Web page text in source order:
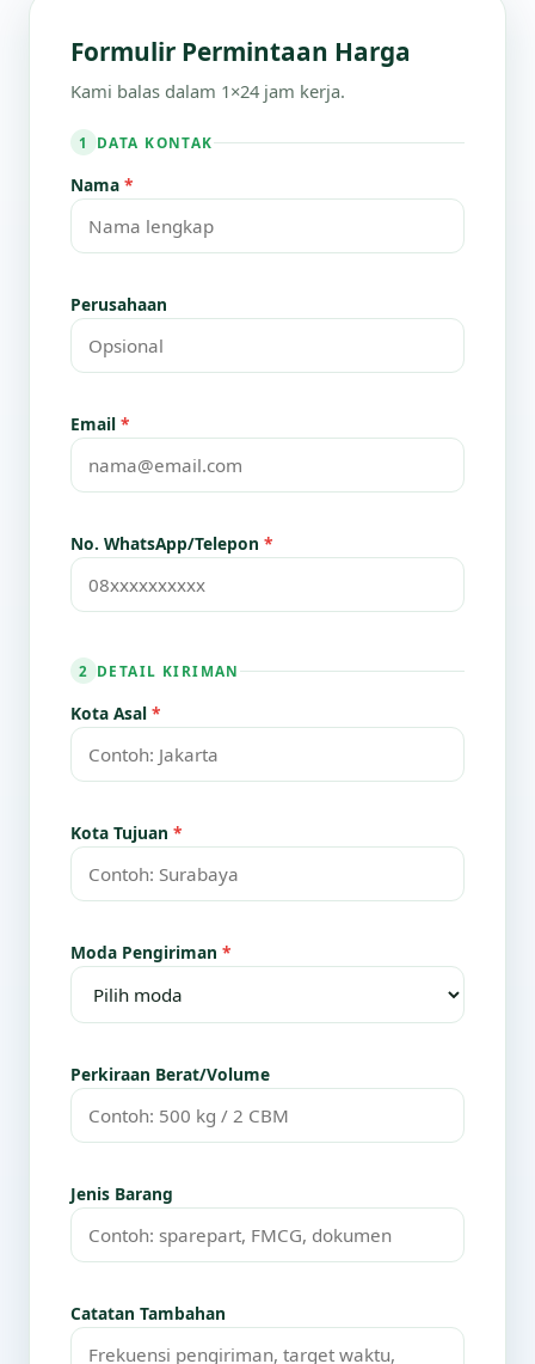
Formulir Permintaan Harga
Kami balas dalam 1×24 jam kerja.
1 DATA KONTAK
Nama *
Perusahaan
Email *
No. WhatsApp/Telepon *
2 DETAIL KIRIMAN
Kota Asal *
Kota Tujuan *
Moda Pengiriman *
Perkiraan Berat/Volume
Jenis Barang
Catatan Tambahan